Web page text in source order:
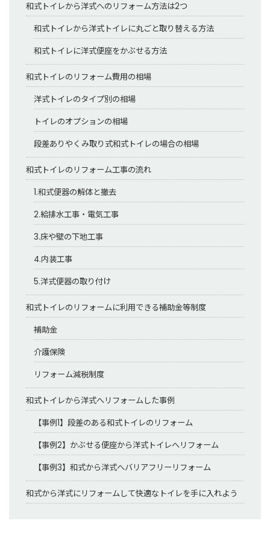
和式トイレから洋式へのリフォーム方法は2つ
和式トイレから洋式トイレに丸ごと取り替える方法
和式トイレに洋式便座をかぶせる方法
和式トイレのリフォーム費用の相場
洋式トイレのタイプ別の相場
トイレのオプションの相場
段差ありやくみ取り式和式トイレの場合の相場
和式トイレのリフォーム工事の流れ
1.和式便器の解体と撤去
2.給排水工事・電気工事
3.床や壁の下地工事
4.内装工事
5.洋式便器の取り付け
和式トイレのリフォームに利用できる補助金等制度
補助金
介護保険
リフォーム減税制度
和式トイレから洋式へリフォームした事例
【事例1】段差のある和式トイレのリフォーム
【事例2】かぶせる便座から洋式トイレへリフォーム
【事例3】和式から洋式へバリアフリーリフォーム
和式から洋式にリフォームして快適なトイレを手に入れよう